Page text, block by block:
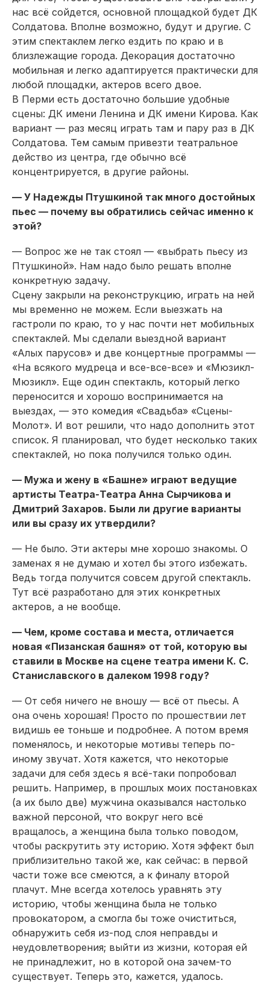
нас всё сойдется, основной площадкой будет ДК
Солдатова. Вполне возможно, будут и другие. С
этим спектаклем легко ездить по краю и в
близлежащие города. Декорация достаточно
мобильная и легко адаптируется практически для
любой площадки, актеров всего двое.
В Перми есть достаточно большие удобные
сцены: ДК имени Ленина и ДК имени Кирова. Как
вариант — раз месяц играть там и пару раз в ДК
Солдатова. Тем самым привезти театральное
действо из центра, где обычно всё
концентрируется, в другие районы.
— У Надежды Птушкиной так много достойных
пьес — почему вы обратились сейчас именно к
этой?
— Вопрос же не так стоял — «выбрать пьесу из
Птушкиной». Нам надо было решать вполне
конкретную задачу.
Сцену закрыли на реконструкцию, играть на ней
мы временно не можем. Если выезжать на
гастроли по краю, то у нас почти нет мобильных
спектаклей. Мы сделали выездной вариант
«Алых парусов» и две концертные программы —
«На всякого мудреца и все-все-все» и «Мюзикл-
Мюзикл». Еще один спектакль, который легко
переносится и хорошо воспринимается на
выездах, — это комедия «Свадьба» «Сцены-
Молот». И вот решили, что надо дополнить этот
список. Я планировал, что будет несколько таких
спектаклей, но пока получился только один.
— Мужа и жену в «Башне» играют ведущие
артисты Театра-Театра Анна Сырчикова и
Дмитрий Захаров. Были ли другие варианты
или вы сразу их утвердили?
— Не было. Эти актеры мне хорошо знакомы. О
заменах я не думаю и хотел бы этого избежать.
Ведь тогда получится совсем другой спектакль.
Тут всё разработано для этих конкретных
актеров, а не вообще.
— Чем, кроме состава и места, отличается
новая «Пизанская башня» от той, которую вы
ставили в Москве на сцене театра имени К. С.
Станиславского в далеком 1998 году?
— От себя ничего не вношу — всё от пьесы. А
она очень хорошая! Просто по прошествии лет
видишь ее тоньше и подробнее. А потом время
поменялось, и некоторые мотивы теперь по-
иному звучат. Хотя кажется, что некоторые
задачи для себя здесь я всё-таки попробовал
решить. Например, в прошлых моих постановках
(а их было две) мужчина оказывался настолько
важной персоной, что вокруг него всё
вращалось, а женщина была только поводом,
чтобы раскрутить эту историю. Хотя эффект был
приблизительно такой же, как сейчас: в первой
части тоже все смеются, а к финалу второй
плачут. Мне всегда хотелось уравнять эту
историю, чтобы женщина была не только
провокатором, а смогла бы тоже очиститься,
обнаружить себя из-под слоя неправды и
неудовлетворения; выйти из жизни, которая ей
не принадлежит, но в которой она зачем-то
существует. Теперь это, кажется, удалось.